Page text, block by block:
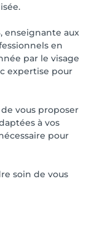
enseignante aux
en
par le visage
expertise pour
vous proposer
à vos
pour
soin de vous